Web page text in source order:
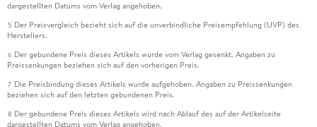
dargestellten Datums vom Verlag angehoben.
5 Der Preisvergleich bezieht sich auf die unverbindliche Preisempfehlung (UVP) des
Herstellers.
6 Der gebundene Preis dieses Artikels wurde vom Verlag gesenkt. Angaben zu
Preissenkungen beziehen sich auf den vorherigen Preis.
7 Die Preisbindung dieses Artikels wurde aufgehoben. Angaben zu Preissenkungen
beziehen sich auf den letzten gebundenen Preis.
8 Der gebundene Preis dieses Artikels wird nach Ablauf des auf der Artikelseite
dargestellten Datums vom Verlag angehoben.